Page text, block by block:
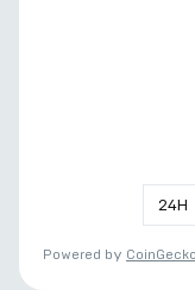
24H
Powered by CoinGecko